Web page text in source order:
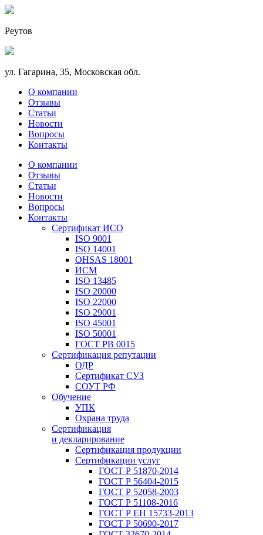
Реутов
ул. Гагарина, 35, Московская обл.
О компании
Отзывы
Статьи
Новости
Вопросы
Контакты
О компании
Отзывы
Статьи
Новости
Вопросы
Контакты
Сертификат ИСО
ISO 9001
ISO 14001
OHSAS 18001
ИСМ
ISO 13485
ISO 20000
ISO 22000
ISO 29001
ISO 45001
ISO 50001
ГОСТ РВ 0015
Сертификация репутации
ОДР
Сертификат СУЗ
СОУТ РФ
Обучение
УПК
Охрана труда
Сертификация
и декларирование
Сертификация продукции
Сертификации услуг
ГОСТ Р 51870-2014
ГОСТ Р 56404-2015
ГОСТ Р 52058-2003
ГОСТ Р 51108-2016
ГОСТ Р ЕН 15733-2013
ГОСТ Р 50690-2017